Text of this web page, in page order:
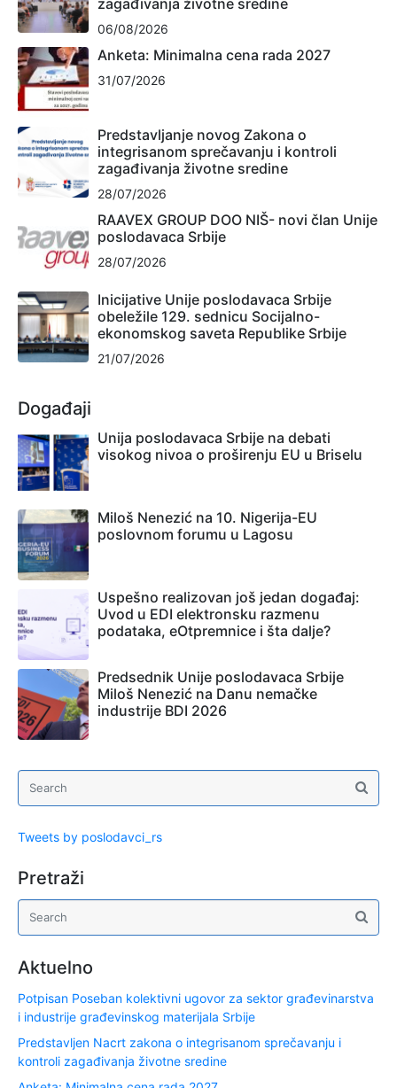
06/08/2026
Anketa: Minimalna cena rada 2027
31/07/2026
Predstavljanje novog Zakona o
integrisanom sprečavanju i kontroli
zagađivanja životne sredine
28/07/2026
RAAVEX GROUP DOO NIŠ- novi član Unije
poslodavaca Srbije
28/07/2026
Inicijative Unije poslodavaca Srbije
obeležile 129. sednicu Socijalno-
ekonomskog saveta Republike Srbije
21/07/2026
Događaji
Unija poslodavaca Srbije na debati
visokog nivoa o proširenju EU u Briselu
Miloš Nenezić na 10. Nigerija-EU
poslovnom forumu u Lagosu
Uspešno realizovan još jedan događaj:
Uvod u EDI elektronsku razmenu
podataka, eOtpremnice i šta dalje?
Predsednik Unije poslodavaca Srbije
Miloš Nenezić na Danu nemačke
industrije BDI 2026
Tweets by poslodavci_rs
Pretraži
Aktuelno
Potpisan Poseban kolektivni ugovor za sektor građevinarstva
i industrije građevinskog materijala Srbije
Predstavljen Nacrt zakona o integrisanom sprečavanju i
kontroli zagađivanja životne sredine